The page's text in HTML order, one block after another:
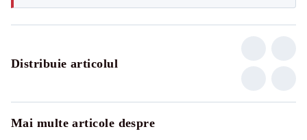
Distribuie articolul
Mai multe articole despre